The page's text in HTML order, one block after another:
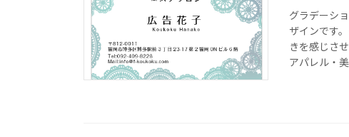
グラデーシ
ザインです
きを感じさ
アパレル・